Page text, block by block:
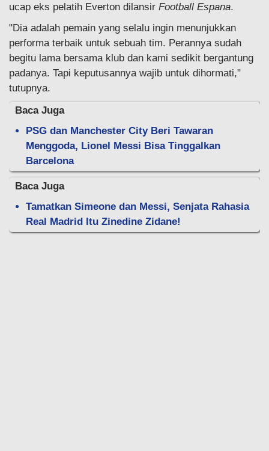
ucap eks pelatih Everton dilansir Football Espana.
"Dia adalah pemain yang selalu ingin menunjukkan
performa terbaik untuk sebuah tim. Perannya sudah
begitu lama bersama klub dan kami sedikit bergantung
padanya. Tapi keputusannya wajib untuk dihormati,"
tutupnya.
Baca Juga
PSG dan Manchester City Beri Tawaran
Menggoda, Lionel Messi Bisa Tinggalkan
Barcelona
Baca Juga
Tamatkan Simeone dan Messi, Senjata Rahasia
Real Madrid Itu Zinedine Zidane!